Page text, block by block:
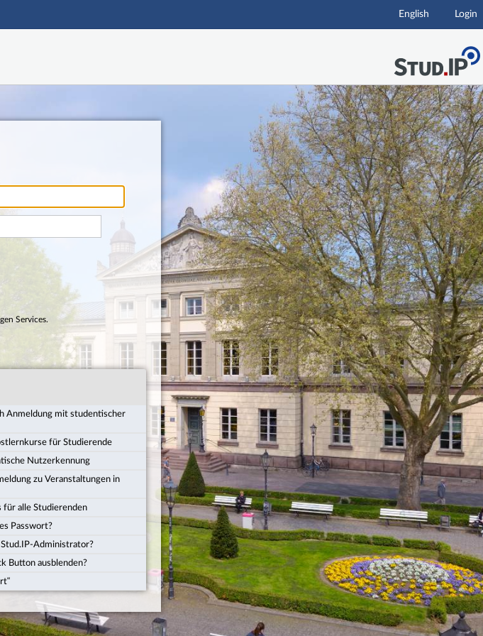
English Login
Services.
Anmeldung mit studentischer
für Studierende
Nutzerkennung
zu Veranstaltungen in
für alle Studierenden
Passwort?
Administrator?
Button ausblenden?